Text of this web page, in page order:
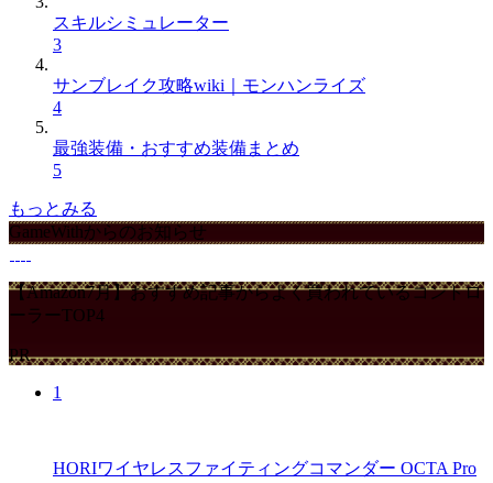
スキルシミュレーター
3
サンブレイク攻略wiki｜モンハンライズ
4
最強装備・おすすめ装備まとめ
5
もっとみる
GameWithからのお知らせ
【Amazon7月】おすすめ記事からよく買われているコントロ
ーラーTOP4
PR
1
HORIワイヤレスファイティングコマンダー OCTA Pro